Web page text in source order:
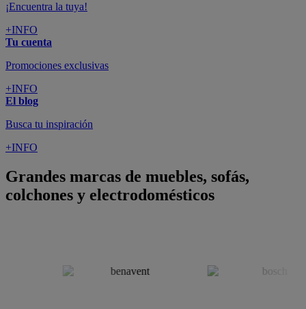
¡Encuentra la tuya!
+INFO
Tu cuenta
Promociones exclusivas
+INFO
El blog
Busca tu inspiración
+INFO
Grandes marcas de muebles, sofás,
colchones y electrodomésticos